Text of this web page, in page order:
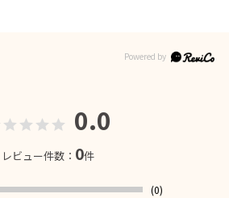
0.0
レビュー件数： 0件
(0)